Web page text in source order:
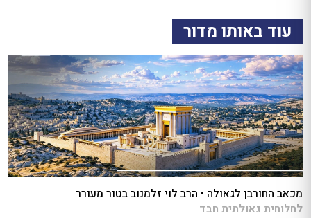
עוד באותו מדור
מכאב החורבן לגאולה • הרב לוי זלמנוב בטור מעורר
לחלוחית גאולתית חבד